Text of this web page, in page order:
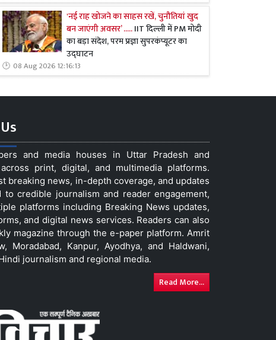
'नई राह खोजने का साहस रखें, चुनौतियां खुद
बन जाएंगी अवसर’ .....IIT दिल्ली में PM मोदी
का बड़ा संदेश, परम प्रज्ञा सुपरकंप्यूटर का
उद्घाटन
08 Aug 2026 12:16:13
and media houses in Uttar Pradesh and
print, digital, and multimedia platforms.
breaking news, in-depth coverage, and updates
credible journalism and reader engagement,
platforms including Breaking News updates,
and digital news services. Readers can also
magazine through the e-paper platform. Amrit
Kanpur, Ayodhya, and Haldwani,
journalism and regional media.
Read More...